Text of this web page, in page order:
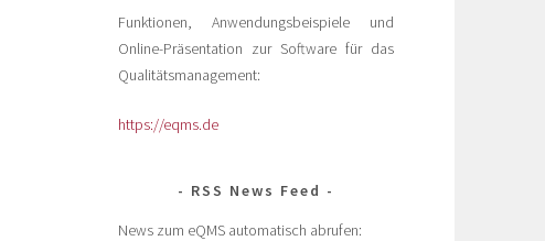
Funktionen, Anwendungsbeispiele und
Online-Präsentation zur Software für das
Qualitätsmanagement:
https://eqms.de
RSS News Feed
News zum eQMS automatisch abrufen: